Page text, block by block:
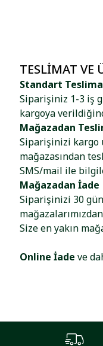
TESLIMAT VE
Standart
Siparişiniz 1-3 iş
kargoya
Mağazadan
Siparişinizi kargo
mağazasından
SMS/mail ile
Mağazadan İade
Siparişinizi 30
Size en yakın
Online İade ve